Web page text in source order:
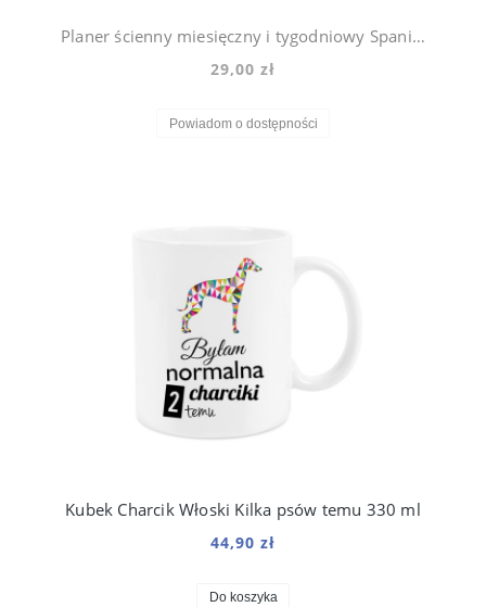
Planer ścienny miesięczny i tygodniowy Spaniel Violet
29,00 zł
Powiadom o dostępności
Kubek Charcik Włoski Kilka psów temu 330 ml
44,90 zł
Do koszyka